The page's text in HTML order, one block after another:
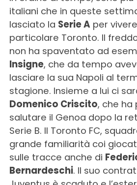
italiani che in queste
lasciato la Serie A per vivere
particolare Toronto. Il
non ha spaventato ad
Insigne, che da tempo
lasciare la sua Napoli al
stagione. Insieme a lui ci
Domenico Criscito, che ha
salutare il Genoa dopo la
Serie B. Il Toronto FC,
grande familiarità coi
sulle tracce anche di
Bernardeschi. Il suo